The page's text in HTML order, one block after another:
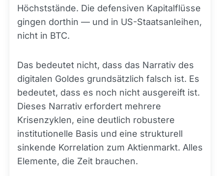
Höchststände. Die defensiven Kapitalflüsse
gingen dorthin — und in US-Staatsanleihen,
nicht in BTC.
Das bedeutet nicht, dass das Narrativ des
digitalen Goldes grundsätzlich falsch ist. Es
bedeutet, dass es noch nicht ausgereift ist.
Dieses Narrativ erfordert mehrere
Krisenzyklen, eine deutlich robustere
institutionelle Basis und eine strukturell
sinkende Korrelation zum Aktienmarkt. Alles
Elemente, die Zeit brauchen.